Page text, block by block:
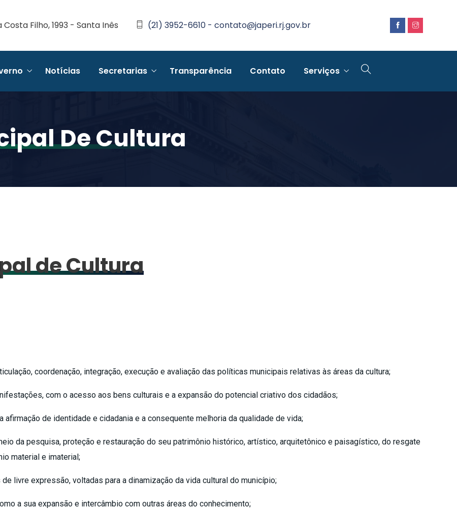
Filho, 1993 - Santa Inês (21) 3952-6610 - contato@japeri.rj.gov.br
Notícias Secretarias Transparência Contato Serviços
De Cultura
de Cultura
coordenação, integração, execução e avaliação das políticas municipais relativas às áreas da cultura;
com o acesso aos bens culturais e a expansão do potencial criativo dos cidadãos;
de identidade e cidadania e a consequente melhoria da qualidade de vida;
da pesquisa, proteção e restauração do seu patrimônio histórico, artístico, arquitetônico e paisagístico, do resgate
material e imaterial;
livre expressão, voltadas para a dinamização da vida cultural do município;
a sua expansão e intercâmbio com outras áreas do conhecimento;